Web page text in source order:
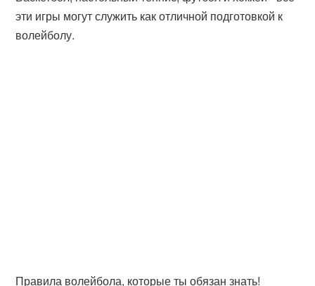
эти игры могут служить как отличной подготовкой к
волейболу.
Правила волейбола, которые ты обязан знать!